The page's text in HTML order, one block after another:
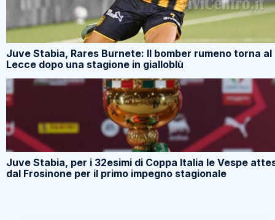
Juve Stabia, Rares Burnete: Il bomber rumeno torna al
Lecce dopo una stagione in gialloblù
Juve Stabia, per i 32esimi di Coppa Italia le Vespe
dal Frosinone per il primo impegno stagionale